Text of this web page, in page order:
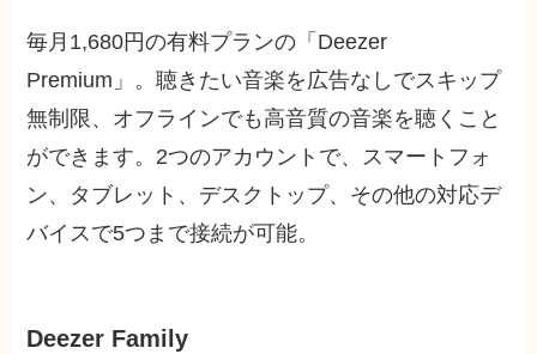
毎月1,680円の有料プランの「Deezer
Premium」。聴きたい音楽を広告なしでスキップ
無制限、オフラインでも高音質の音楽を聴くこと
ができます。2つのアカウントで、スマートフォ
ン、タブレット、デスクトップ、その他の対応デ
バイスで5つまで接続が可能。
Deezer Family